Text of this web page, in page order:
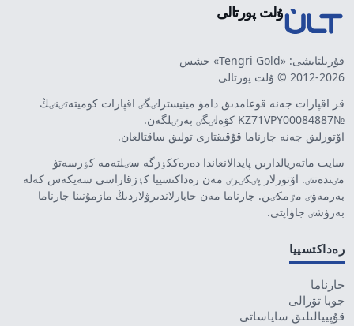
ۇلت پورتالى
قۇرىلتايشى: «Tengri Gold» جشس
2012-2026 © ۇلت پورتالى
قر اقپارات جەنە قوعامدىق دامۋ مينيسترلٸگٸ اقپارات كوميتەتٸنٸڭ
№KZ71VPY00084887 كۋەلٸگٸ بەرٸلگەن.
اۆتورلىق جەنە جارناما قۇقىقتارى تولىق ساقتالعان.
سايت ماتەريالدارىن پايدالانعاندا دەرەككٶزگە سٸلتەمە كٶرسەتۋ
مٸندەتتٸ. اۆتورلار پٸكٸرٸ مەن رەداكتسييا كٶزقاراسى سەيكەس كەلە
بەرمەۋٸ مٷمكٸن. جارناما مەن حابارلاندىرۋلاردىڭ مازمۇنىنا جارناما
بەرۋشٸ جاۋاپتى.
رەداكتسييا
جارناما
جوبا تۋرالى
قۇپييالىلىق ساياساتى